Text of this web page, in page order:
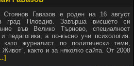
Стоянов Гавазов е роден на 16 август
град Пловдив. Завърша висшето си
във Велико Търново, специалност
педагогика, а по-късно учи психология.
като журналист по политически теми,
Живот”, както и за няколко сайта. От 2008